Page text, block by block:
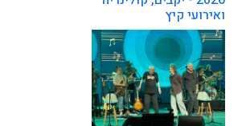
ואירועי קיץ